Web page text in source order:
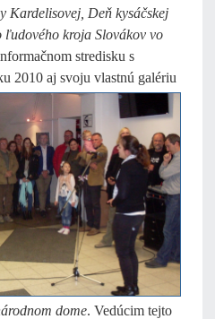
Kardelisovej, Deň kysáčskej
ľudového kroja Slovákov vo
stredisku s
2010 aj svoju vlastnú galériu
dome. Vedúcim tejto